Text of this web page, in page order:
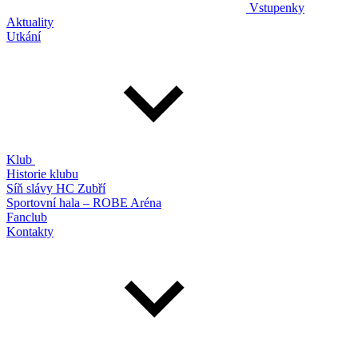
Vstupenky
Aktuality
Utkání
Klub
Historie klubu
Síň slávy HC Zubří
Sportovní hala – ROBE Aréna
Fanclub
Kontakty